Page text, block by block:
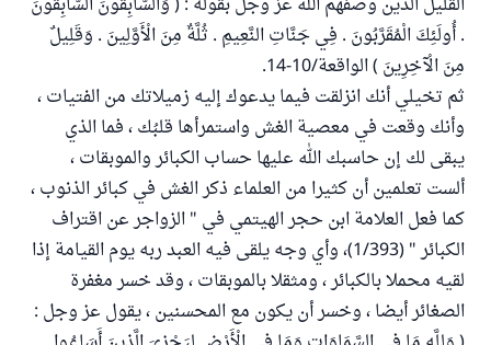
. أُولَئِكَ الْمُقَرَّبُونَ . فِي جَنَّاتِ النَّعِيمِ . ثُلَّةٌ مِنَ الْأَوَّلِينَ . وَقَلِيلٌ
مِنَ الْآخِرِينَ ) الواقعة/10-14.
ثم تخيلي أنك انزلقت فيما يدعوك إليه زميلاتك من الفتيات ،
وأنك وقعت في معصية الغش واستمرأها قلبُك ، فما الذي
يبقى لك إن حاسبك الله عليها حساب الكبائر والموبقات ،
ألست تعلمين أن كثيرا من العلماء ذكر الغش في كبائر الذنوب ،
كما فعل العلامة ابن حجر الهيتمي في " الزواجر عن اقتراف
الكبائر " (1/393)، وأي وجه يلقى فيه العبد ربه يوم القيامة إذا
لقيه محملا بالكبائر ، ومثقلا بالموبقات ، وقد خسر مغفرة
الصغائر أيضا ، وخسر أن يكون مع المحسنين ، يقول عز وجل :